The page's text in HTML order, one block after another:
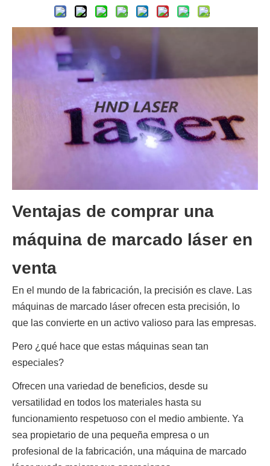
Ventajas de comprar una
máquina de marcado láser en
venta
En el mundo de la fabricación, la precisión es clave. Las
máquinas de marcado láser ofrecen esta precisión, lo
que las convierte en un activo valioso para las empresas.
Pero ¿qué hace que estas máquinas sean tan
especiales?
Ofrecen una variedad de beneficios, desde su
versatilidad en todos los materiales hasta su
funcionamiento respetuoso con el medio ambiente. Ya
sea propietario de una pequeña empresa o un
profesional de la fabricación, una máquina de marcado